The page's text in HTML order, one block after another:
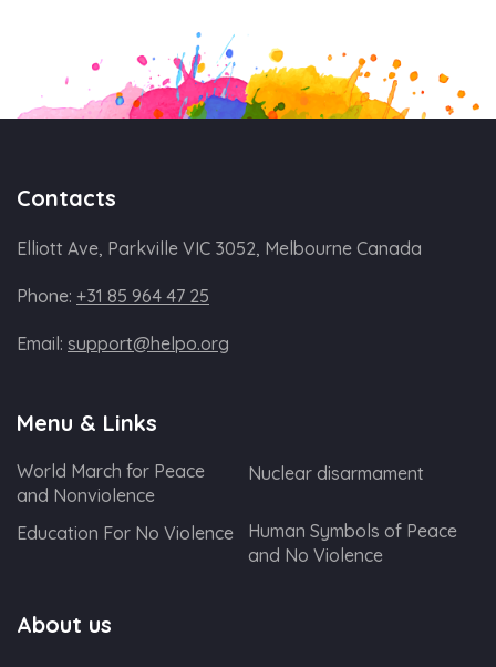
Contacts
Elliott Ave, Parkville VIC 3052, Melbourne Canada
Phone: +31 85 964 47 25
Email: support@helpo.org
Menu & Links
World March for Peace
and Nonviolence
Nuclear disarmament
Education For No Violence
Human Symbols of Peace
and No Violence
About us